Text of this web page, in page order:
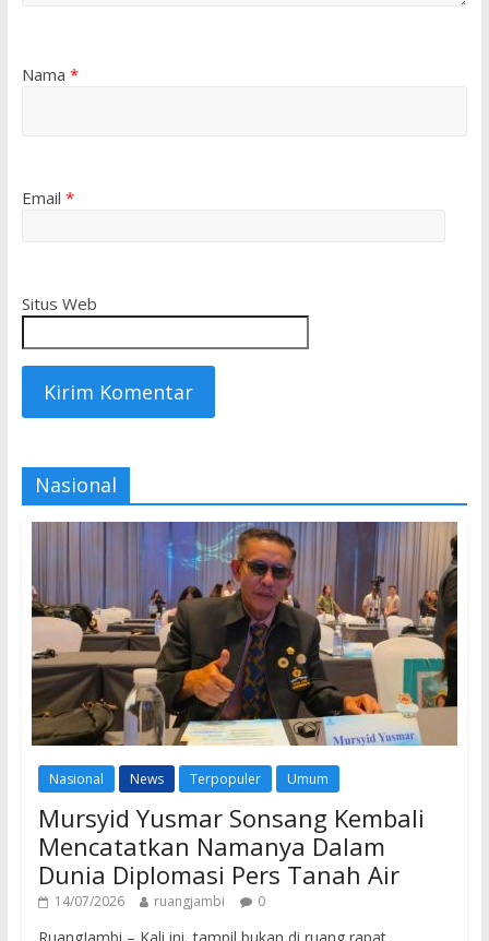
Nama *
Email *
Situs Web
Nasional
Nasional News Terpopuler Umum
Mursyid Yusmar Sonsang Kembali
Mencatatkan Namanya Dalam
Dunia Diplomasi Pers Tanah Air
14/07/2026 ruangjambi 0